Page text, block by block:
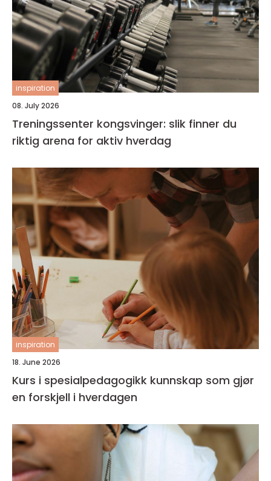
inspiration
08. July 2026
Treningssenter kongsvinger: slik finner du
riktig arena for aktiv hverdag
inspiration
18. June 2026
Kurs i spesialpedagogikk kunnskap som gjør
en forskjell i hverdagen